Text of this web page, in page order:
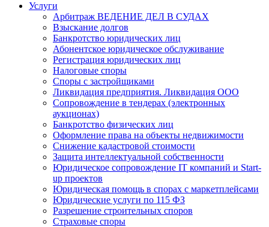
Услуги
Арбитраж ВЕДЕНИЕ ДЕЛ В СУДАХ
Взыскание долгов
Банкротство юридических лиц
Абонентское юридическое обслуживание
Регистрация юридических лиц
Налоговые споры
Споры с застройщиками
Ликвидация предприятия. Ликвидация ООО
Сопровождение в тендерах (электронных
аукционах)
Банкротство физических лиц
Оформление права на объекты недвижимости
Снижение кадастровой стоимости
Защита интеллектуальной собственности
Юридическое сопровождение IT компаний и Start-
up проектов
Юридическая помощь в спорах с маркетплейсами
Юридические услуги по 115 ФЗ
Разрешение строительных споров
Страховые споры